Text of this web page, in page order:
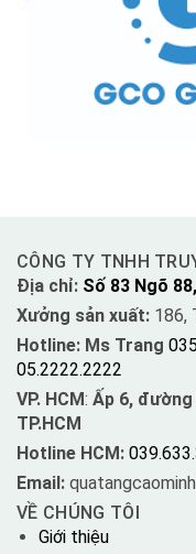
CÔNG TY TNHH
Địa chỉ: Số 83 Ngõ
Xưởng sản xuất: 186,
Hotline: Ms Trang
05.2222.2222
VP. HCM: Ấp 6, đường
TP.HCM
Hotline HCM:
Email:
VỀ CHÚNG TÔI
Giới thiệu